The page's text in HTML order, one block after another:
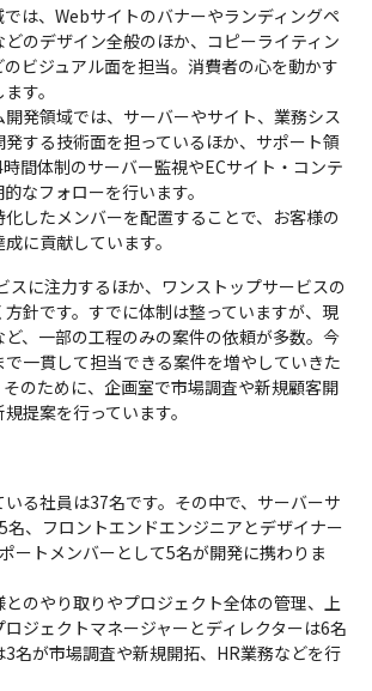
は、Webサイトのバナーやランディングペ
のデザイン全般のほか、コピーライティン
ビジュアル面を担当。消費者の心を動かす
す。
発領域では、サーバーやサイト、業務シス
する技術面を担っているほか、サポート領
間体制のサーバー監視やECサイト・コンテ
なフォローを行います。
したメンバーを配置することで、お客様の
に貢献しています。
スに注力するほか、ワンストップサービスの
針です。すでに体制は整っていますが、現
、一部の工程のみの案件の依頼が多数。今
一貫して担当できる案件を増やしていきた
のために、企画室で市場調査や新規顧客開
提案を行っています。
る社員は37名です。その中で、サーバーサ
名、フロントエンドエンジニアとデザイナー
ートメンバーとして5名が開発に携わりま
のやり取りやプロジェクト全体の管理、上
ジェクトマネージャーとディレクターは6名
名が市場調査や新規開拓、HR業務などを行